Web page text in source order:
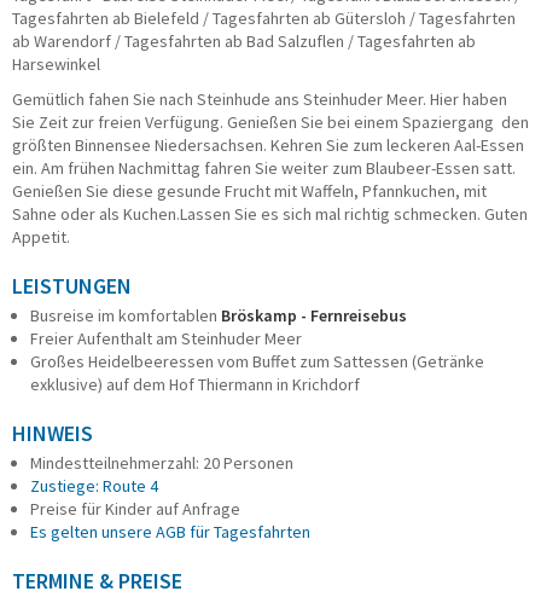
Taxi/PKW
Impressionen
ÜBER UNS
Büroteam
Busfahrerinnen und Busfahrer
Geschäftsführung
Werkstatt
Stellenangebote
KONTAKT
Fundsachen
Tagesfahrten ab Bielefeld / Tagesfahrten ab Gütersloh / Tagesfahrten
ab Warendorf / Tagesfahrten ab Bad Salzuflen / Tagesfahrten ab
Harsewinkel
Gemütlich fahen Sie nach Steinhude ans Steinhuder Meer. Hier haben
Sie Zeit zur freien Verfügung. Genießen Sie bei einem Spaziergang den
größten Binnensee Niedersachsen. Kehren Sie zum leckeren Aal-Essen
ein. Am frühen Nachmittag fahren Sie weiter zum Blaubeer-Essen satt.
Genießen Sie diese gesunde Frucht mit Waffeln, Pfannkuchen, mit
Sahne oder als Kuchen.Lassen Sie es sich mal richtig schmecken. Guten
Appetit.
LEISTUNGEN
Busreise im komfortablen Bröskamp - Fernreisebus
Freier Aufenthalt am Steinhuder Meer
Großes Heidelbeeressen vom Buffet zum Sattessen (Getränke
exklusive) auf dem Hof Thiermann in Krichdorf
HINWEIS
Mindestteilnehmerzahl: 20 Personen
Zustiege: Route 4
Preise für Kinder auf Anfrage
Es gelten unsere AGB für Tagesfahrten
TERMINE & PREISE